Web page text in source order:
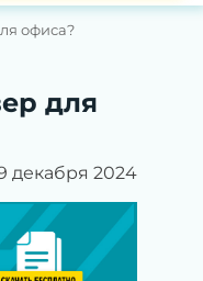
офиса?
для
декабря 2024